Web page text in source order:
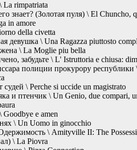
rimpatriata
знает? (Золотая пуля) \ El Chuncho,
in amore
della civetta
девушка \ Una Ragazza piuttosto
\ La Moglie piu bella
забудьте \ L' Istruttoria e chiusa:
полиции прокурору республики
\ Perche si uccide un magistrato
и птенчик \ Un Genio, due compari,
e amen
\ Un Uomo in ginocchio
\ Amityville II: The
\ La Piovra